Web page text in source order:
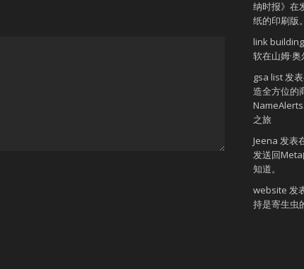
纳时报》在
纸的印刷版。
link building
软在山姆·
gsa list发
造全方位的
之旅
Jeena 发表
发送回
知道。
website 发
持是寄生虫